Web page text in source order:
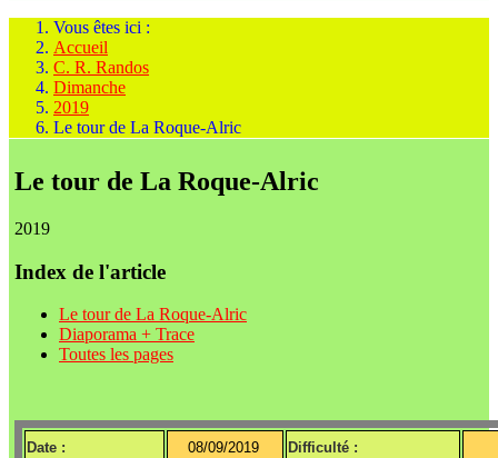
Vous êtes ici :
Accueil
C. R. Randos
Dimanche
2019
Le tour de La Roque-Alric
Le tour de La Roque-Alric
2019
Index de l'article
Le tour de La Roque-Alric
Diaporama + Trace
Toutes les pages
Date : 08/09/2019 Difficulté :